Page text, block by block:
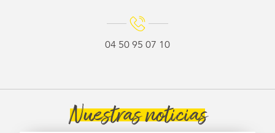
04 50 95 07 10
Nuestras noticias